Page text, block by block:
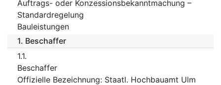
Auftrags- oder Konzessionsbekanntmachung –
Standardregelung
Bauleistungen
1. Beschaffer
1.1.
Beschaffer
Offizielle Bezeichnung: Staatl. Hochbauamt Ulm